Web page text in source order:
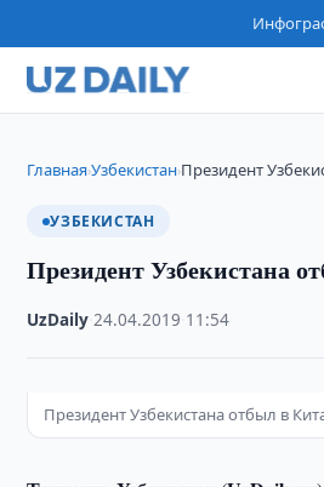
Главная›Узбекистан›Президент
УЗБЕКИСТАН
Президент Узбекистана
UzDaily ·24.04.2019 11:54
Президент Узбекистана отбыл в